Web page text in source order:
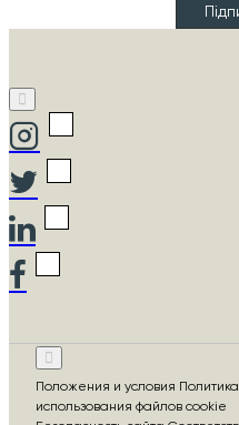
Положения и условия
использования файлов cookie